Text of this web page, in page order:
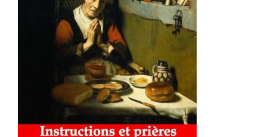
AJOUTER AU PANIER / DÉTAILS